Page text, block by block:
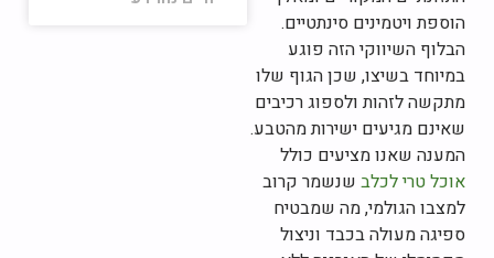
הוספת ויטמינים סינתטיים.
הבלוף השיווקי הזה פוגע
במיוחד בשיצו, שכן הגוף שלו
מתקשה לזהות ולספוג רכיבים
שאינם מגיעים ישירות מהטבע.
המענה שאנו מציעים כולל
אוכל טרי לכלב שנשמר קרוב
למצבו הגולמי, מה שמבטיח
ספיגה מעולה בכבד וניצול